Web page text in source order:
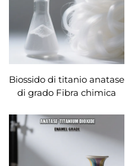
Biossido di titanio anatase
di grado Fibra chimica